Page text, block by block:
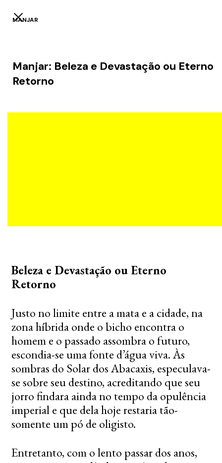
MANJAR
Manjar: Beleza e Devastação ou Eterno
Retorno
Beleza e Devastação ou Eterno
Retorno
Justo no limite entre a mata e a cidade, na
zona híbrida onde o bicho encontra o
homem e o passado assombra o futuro,
escondia-se uma fonte d’água viva. Às
sombras do Solar dos Abacaxis, especulava-
se sobre seu destino, acreditando que seu
jorro findara ainda no tempo da opulência
imperial e que dela hoje restaria tão-
somente um pó de oligisto.
Entretanto, com o lento passar dos anos,